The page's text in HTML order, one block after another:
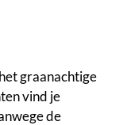
graanachtige
vind je
de